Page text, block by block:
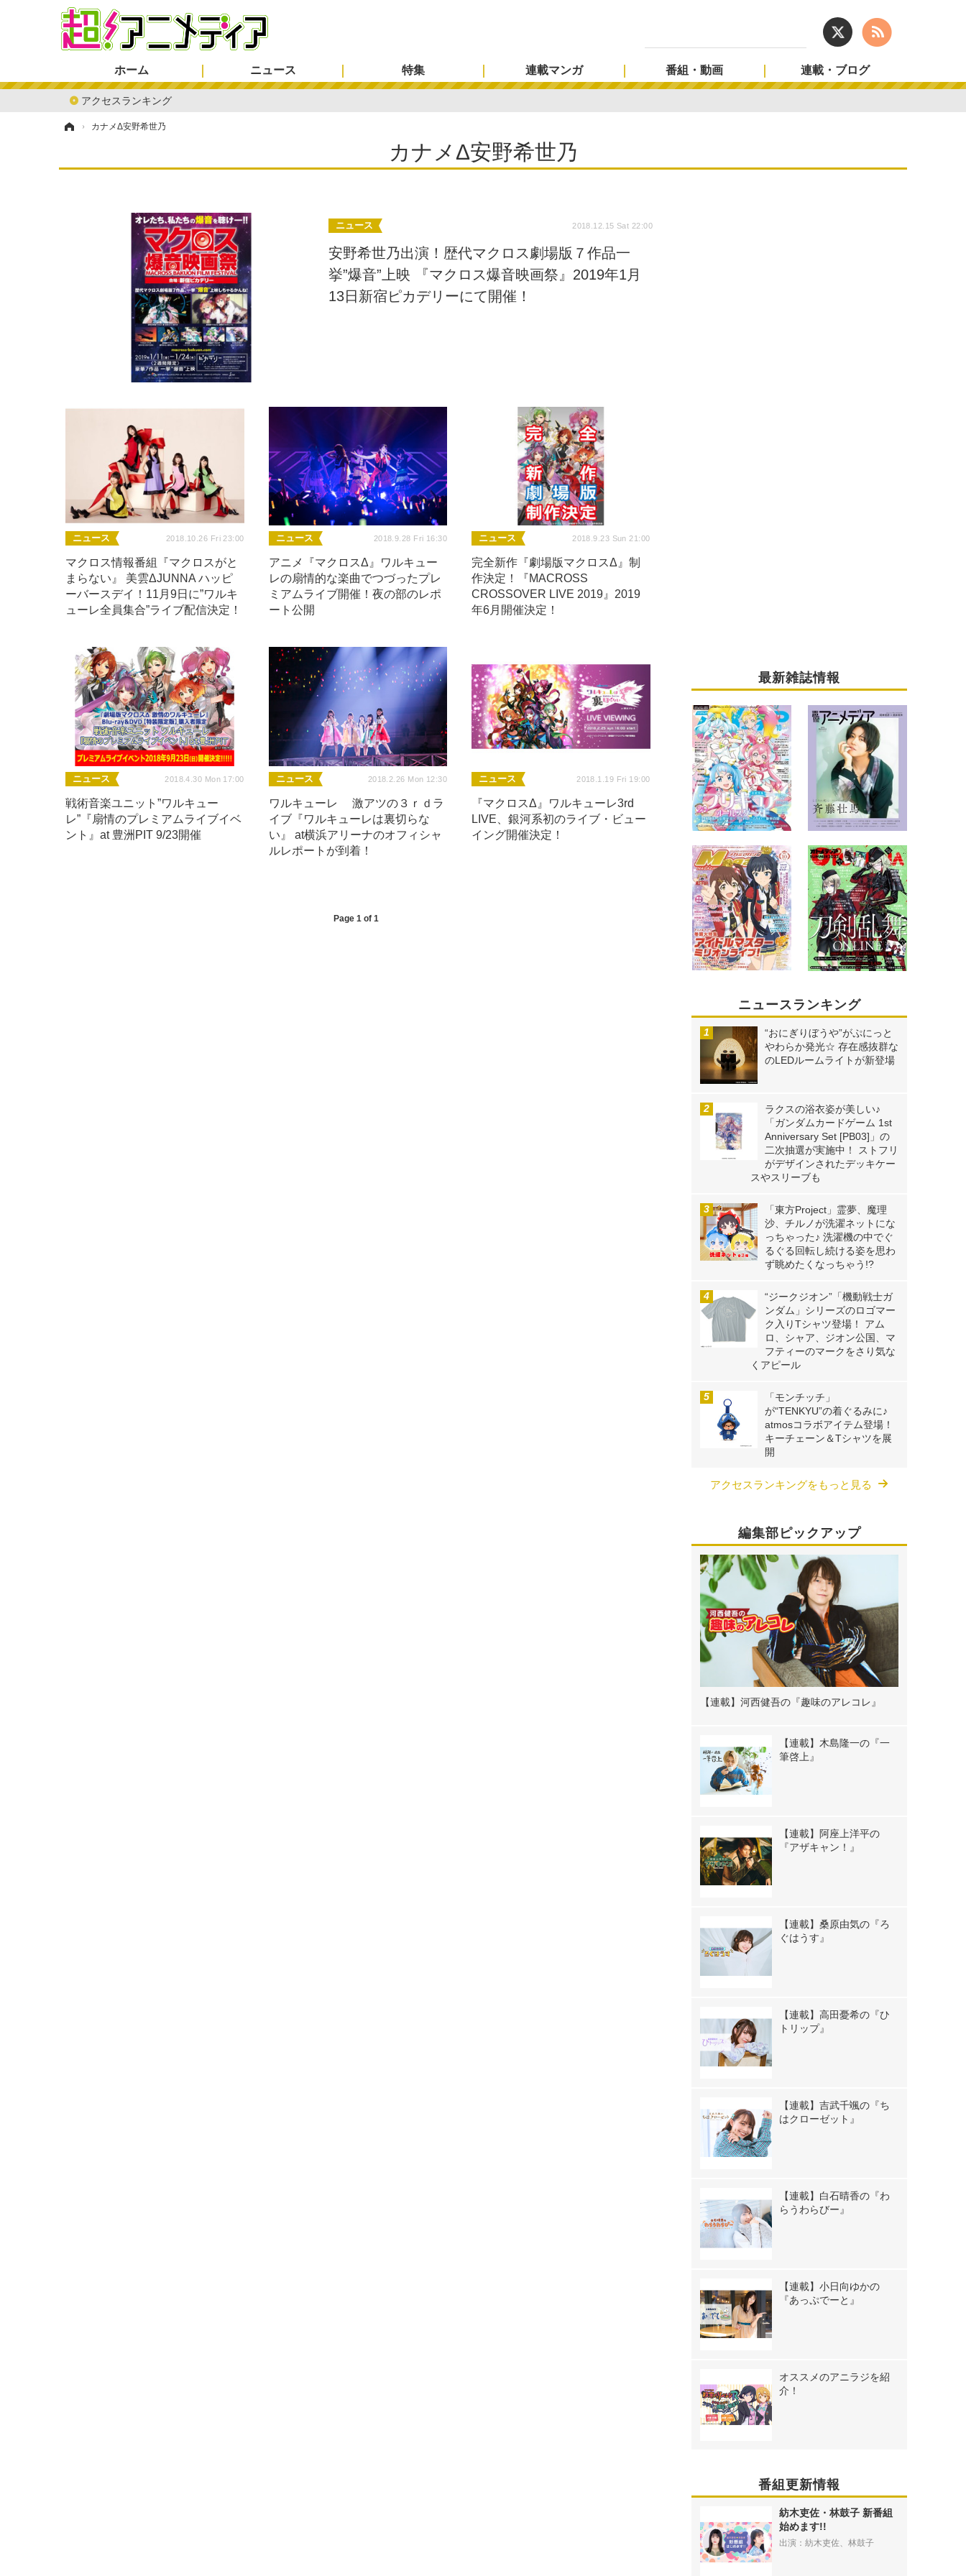
ホーム
アクセスランキング
ニュース 特集 連載マンガ 番組・動画 連載・ブログ
› カナメΔ安野希世乃
カナメΔ安野希世乃
ニュース 2018.12.15 Sat 22:00
安野希世乃出演！歴代マクロス劇場版７作品一
挙”爆音”上映 『マクロス爆音映画祭』2019年1月
13日新宿ピカデリーにて開催！
ニュース 2018.10.26 Fri 23:00
マクロス情報番組『マクロスがと
まらない』 美雲ΔJUNNA ハッピ
ーバースデイ！11月9日に”ワルキ
ューレ全員集合”ライブ配信決定！
ニュース 2018.9.28 Fri 16:30
アニメ『マクロスΔ』ワルキュー
レの扇情的な楽曲でつづったプレ
ミアムライブ開催！夜の部のレポ
ート公開
ニュース 2018.9.23 Sun 21:00
完全新作『劇場版マクロスΔ』制
作決定！『MACROSS
CROSSOVER LIVE 2019』2019
年6月開催決定！
ニュース 2018.4.30 Mon 17:00
戦術音楽ユニット”ワルキュー
レ”『扇情のプレミアムライブイベ
ント』at 豊洲PIT 9/23開催
ニュース 2018.2.26 Mon 12:30
ワルキューレ 激アツの３ｒｄラ
イブ『ワルキューレは裏切らな
い』 at横浜アリーナのオフィシャ
ルレポートが到着！
ニュース 2018.1.19 Fri 19:00
『マクロスΔ』ワルキューレ3rd
LIVE、銀河系初のライブ・ビュー
イング開催決定！
Page 1 of 1
最新雑誌情報
ニュースランキング
“おにぎりぼうや”がぷにっと
やわらか発光☆ 存在感抜群な
のLEDルームライトが新登場
ラクスの浴衣姿が美しい♪
「ガンダムカードゲーム 1st
Anniversary Set [PB03]」の
二次抽選が実施中！ ストフリ
がデザインされたデッキケー
スやスリーブも
「東方Project」霊夢、魔理
沙、チルノが洗濯ネットにな
っちゃった♪ 洗濯機の中でぐ
るぐる回転し続ける姿を思わ
ず眺めたくなっちゃう!?
“ジークジオン”「機動戦士ガ
ンダム」シリーズのロゴマー
ク入りTシャツ登場！ アム
ロ、シャア、ジオン公国、マ
フティーのマークをさり気な
くアピール
「モンチッチ」
が“TENKYU”の着ぐるみに♪
atmosコラボアイテム登場！
キーチェーン＆Tシャツを展
開
アクセスランキングをもっと見る
編集部ピックアップ
【連載】河西健吾の『趣味のアレコレ』
【連載】木島隆一の『一
筆啓上』
【連載】阿座上洋平の
『アザキャン！』
【連載】桑原由気の『ろ
ぐはうす』
【連載】高田憂希の『ひ
トリップ』
【連載】吉武千颯の『ち
はクローゼット』
【連載】白石晴香の『わ
らうわらびー』
【連載】小日向ゆかの
『あっぷでーと』
オススメのアニラジを紹
介！
番組更新情報
紡木吏佐・林鼓子 新番組
始めます!!
出演：紡木吏佐、林鼓子